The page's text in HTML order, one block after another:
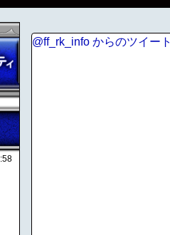
@ff_rk_info からのツイート